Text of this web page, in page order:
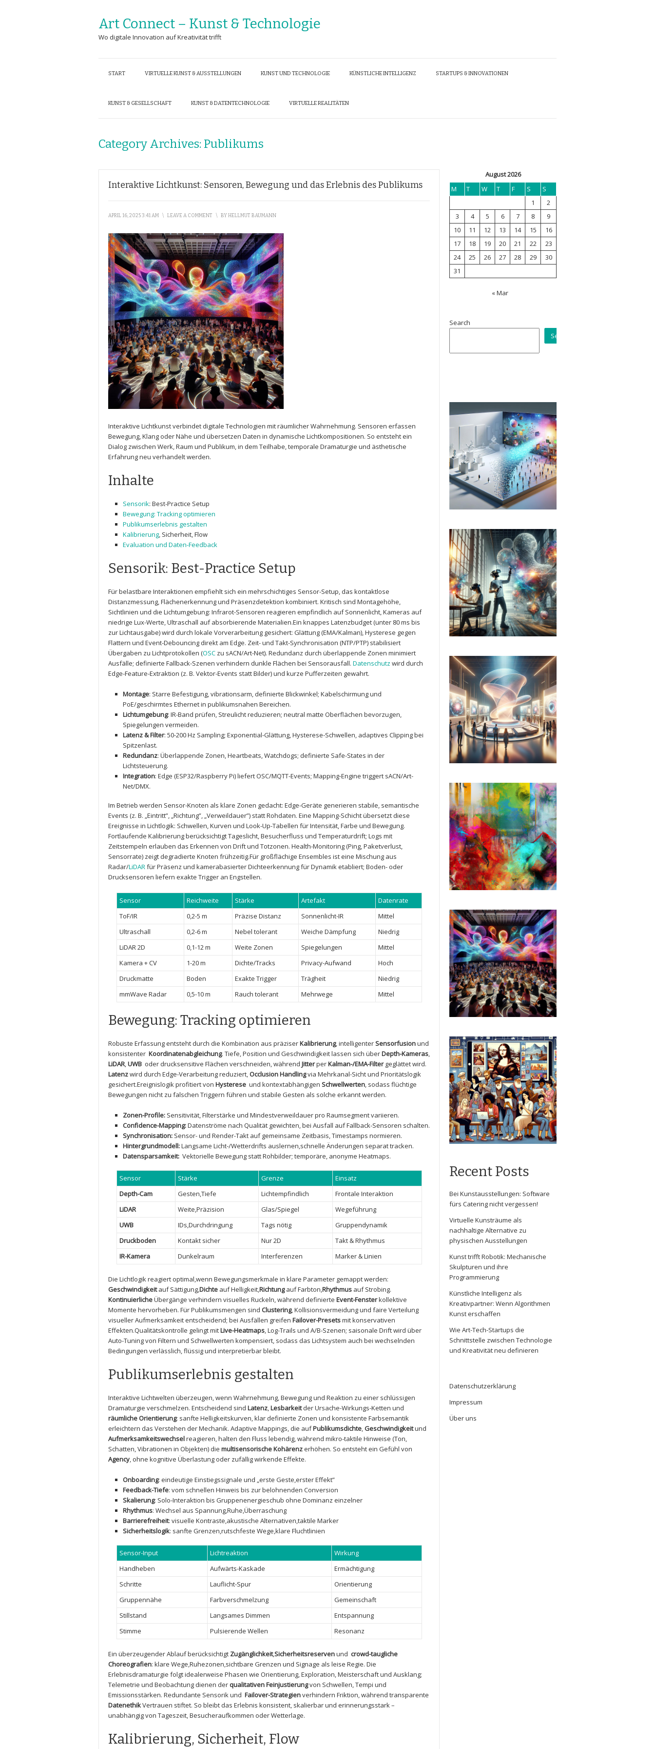
Art Connect – Kunst & Technologie
Wo digitale Innovation auf Kreativität trifft
START VIRTUELLE KUNST & AUSSTELLUNGEN KUNST UND TECHNOLOGIE KÜNSTLICHE INTELLIGENZ STARTUPS & INNOVATIONEN
KUNST & GESELLSCHAFT KUNST & DATENTECHNOLOGIE VIRTUELLE REALITÄTEN
Category Archives: Publikums
Interaktive Lichtkunst: Sensoren, Bewegung und das Erlebnis des Publikums
APRIL 16, 2025 3:41 AM \ LEAVE A COMMENT \ BYHELLMUT BAUMANN
Interaktive Lichtkunst verbindet digitale Technologien mit räumlicher Wahrnehmung. Sensoren erfassen
Bewegung, Klang oder⁤ Nähe und übersetzen Daten in‌ dynamische⁣ Lichtkompositionen. So‌ entsteht‌ ein
Dialog zwischen Werk, Raum und Publikum, in dem Teilhabe, temporale‌ Dramaturgie und ästhetische
Erfahrung neu verhandelt werden.
Inhalte
Sensorik: Best-Practice Setup
Bewegung: Tracking optimieren
Publikumserlebnis gestalten
Kalibrierung, Sicherheit, Flow
Evaluation ‌und Daten-Feedback
Sensorik: Best-Practice Setup
Für belastbare Interaktionen empfiehlt sich ein mehrschichtiges Sensor-Setup, das kontaktlose
Distanzmessung, Flächenerkennung und Präsenzdetektion ‌kombiniert. Kritisch sind Montagehöhe,
Sichtlinien und die Lichtumgebung: ‍Infrarot-Sensoren reagieren⁣ empfindlich auf⁢ Sonnenlicht, Kameras​ auf
niedrige Lux-Werte, Ultraschall auf absorbierende Materialien.Ein knappes Latenzbudget (unter 80 ms ‌bis
zur Lichtausgabe) wird durch lokale Vorverarbeitung gesichert: Glättung (EMA/Kalman), Hysterese gegen
Flattern und Event-Debouncing direkt am ‍Edge. Zeit- und Takt-Synchronisation (NTP/PTP) stabilisiert
Übergaben‍ zu Lichtprotokollen (OSC zu sACN/Art-Net). Redundanz durch überlappende Zonen minimiert
⁢Ausfälle; ⁢definierte ‍Fallback-Szenen verhindern dunkle Flächen bei Sensorausfall. Datenschutz wird⁣ durch ​
Edge-Feature-Extraktion (z. ⁤B. Vektor-Events statt Bilder) und kurze Pufferzeiten gewahrt.
Montage: Starre Befestigung, vibrationsarm, definierte Blickwinkel; Kabelschirmung und
PoE/geschirmtes Ethernet in publikumsnahen Bereichen.
Lichtumgebung: IR-Band prüfen, Streulicht​ reduzieren; neutral matte Oberflächen bevorzugen,
Spiegelungen vermeiden.
Latenz & Filter: 50-200 Hz Sampling; Exponential-Glättung, Hysterese-Schwellen,​ adaptives Clipping bei
Spitzenlast.
Redundanz: Überlappende Zonen, Heartbeats, Watchdogs; definierte Safe-States in der⁢
Lichtsteuerung.
Integration: Edge (ESP32/Raspberry Pi) liefert OSC/MQTT-Events; Mapping-Engine triggert sACN/Art-
Net/DMX.
Im Betrieb werden⁣ Sensor-Knoten als klare Zonen ​gedacht: Edge-Geräte generieren stabile,‌ semantische
Events (z. B.⁤ „Eintritt”, „Richtung”, ⁢„Verweildauer”) statt⁤ Rohdaten. Eine Mapping-Schicht übersetzt ⁤diese
⁤Ereignisse‌ in⁤ Lichtlogik: Schwellen, ⁣Kurven und Look-Up-Tabellen für Intensität, Farbe und Bewegung.
Fortlaufende Kalibrierung berücksichtigt Tageslicht, ⁤Besucherfluss und Temperaturdrift; Logs mit
Zeitstempeln erlauben das Erkennen von⁢ Drift und​ Totzonen. Health-Monitoring (Ping, Paketverlust,
Sensorrate) zeigt degradierte Knoten frühzeitig.Für großflächige Ensembles ist eine Mischung aus
Radar/LiDAR⁣ für Präsenz und kamerabasierter Dichteerkennung für Dynamik etabliert; Boden- oder
Drucksensoren liefern​ exakte Trigger an Engstellen.
Sensor Reichweite Stärke Artefakt
Datenrate
ToF/IR
0,2-5 m Präzise Distanz Sonnenlicht-IR
Mittel
Ultraschall
0,2-6 m Nebel tolerant Weiche⁤ Dämpfung
Niedrig
LiDAR 2D
0,1-12 m Weite ⁢Zonen Spiegelungen
Mittel
Kamera + CV
1-20 m Dichte/Tracks Privacy-Aufwand
Hoch
Druckmatte
Boden Exakte Trigger Trägheit
Niedrig
mmWave⁤ Radar
0,5-10 m Rauch tolerant Mehrwege Mittel
Bewegung: Tracking ​optimieren
Robuste Erfassung entsteht durch die Kombination aus präziserKalibrierung, intelligenterSensorfusionund
konsistenter ‍ Koordinatenabgleichung.​ Tiefe, ⁣Position ⁣und Geschwindigkeit⁤ lassen sich überDepth-Kameras,
LiDAR,UWB ​ oder drucksensitive Flächen verschneiden,⁣ während JitterperKalman-/EMA-Filtergeglättet wird.
Latenzwird durch Edge-Verarbeitung⁣ reduziert,⁣Occlusion ⁤Handling​via ⁣Mehrkanal-Sicht und Prioritätslogik
⁣gesichert.Ereignislogik profitiert von Hysterese ‌ und⁢ kontextabhängigen Schwellwerten, sodass flüchtige
Bewegungen⁣ nicht ⁤zu falschen Triggern führen und stabile Gesten‌ als solche erkannt werden.
Zonen-Profile: Sensitivität, Filterstärke und Mindestverweildauer pro Raumsegment variieren.
Confidence-Mapping:Datenströme nach Qualität gewichten,⁣ bei Ausfall auf​ Fallback-Sensoren schalten.
Synchronisation: Sensor- und Render-Takt auf gemeinsame Zeitbasis, Timestamps ‌normieren.
Hintergrundmodell:Langsame Licht-/Wetterdrifts ‌auslernen,schnelle‌ Änderungen‍ separat tracken.
Datensparsamkeit: ‍ Vektorielle Bewegung statt Rohbilder; temporäre, anonyme⁢ Heatmaps.
Sensor Stärke Grenze
Einsatz
Depth-Cam
Gesten,Tiefe Lichtempfindlich
Frontale Interaktion
LiDAR
Weite,Präzision Glas/Spiegel
Wegeführung
UWB
IDs,Durchdringung Tags nötig
Gruppendynamik
Druckboden
Kontakt sicher Nur 2D
Takt‍ & Rhythmus
IR-Kamera
Dunkelraum Interferenzen Marker &‌ Linien
Die Lichtlogik reagiert optimal,wenn Bewegungsmerkmale in ​klare Parameter gemappt werden:
Geschwindigkeit‌auf Sättigung,Dichte auf Helligkeit,Richtungauf ‍Farbton,Rhythmus auf Strobing.
KontinuierlicheÜbergänge verhindern ⁣visuelles Ruckeln, während definierte Event-Fensterkollektive
Momente⁤ hervorheben. Für Publikumsmengen sind‌ Clustering, ⁣Kollisionsvermeidung und faire Verteilung⁤
visueller Aufmerksamkeit entscheidend; bei Ausfällen greifen Failover-Presetsmit konservativen
Effekten.Qualitätskontrolle gelingt mitLive-Heatmaps, Log-Trails und A/B-Szenen; saisonale Drift wird über
Auto-Tuning von Filtern und Schwellwerten‌ kompensiert,‍ sodass das Lichtsystem auch bei⁤ wechselnden
Bedingungen verlässlich, ‌flüssig und interpretierbar bleibt.
Publikumserlebnis gestalten
Interaktive Lichtwelten überzeugen, wenn Wahrnehmung, Bewegung und Reaktion zu einer schlüssigen
Dramaturgie verschmelzen. Entscheidend sind Latenz,Lesbarkeitder Ursache-Wirkungs-Ketten ‍und‍
räumliche Orientierung:⁤ sanfte Helligkeitskurven, klar definierte Zonen und ⁤konsistente Farbsemantik
erleichtern ‌das Verstehen der⁢ Mechanik. Adaptive Mappings, die aufPublikumsdichte, Geschwindigkeitund
Aufmerksamkeitswechselreagieren, halten‌ den ‍Fluss lebendig, während mikro-taktile Hinweise ‍(Ton,
Schatten, Vibrationen in Objekten) die multisensorische⁤ Kohärenzerhöhen. So ⁤entsteht ein Gefühl⁢ von
Agency, ohne⁤ kognitive Überlastung oder zufällig wirkende Effekte.
Onboarding: eindeutige Einstiegssignale und „erste Geste,erster Effekt”
Feedback-Tiefe: vom schnellen Hinweis bis zur ​belohnenden‌ Conversion
Skalierung: Solo-Interaktion ⁣bis Gruppenenergieschub ohne ⁤Dominanz einzelner
Rhythmus: Wechsel aus Spannung,Ruhe,Überraschung
Barrierefreiheit: visuelle Kontraste,akustische Alternativen,taktile Marker
Sicherheitslogik: sanfte Grenzen,rutschfeste Wege,klare Fluchtlinien
Sensor-Input Lichtreaktion
Wirkung
Handheben
Aufwärts-Kaskade
Ermächtigung
Schritte
Lauflicht-Spur
Orientierung
Gruppennähe
Farbverschmelzung
Gemeinschaft
Stillstand
Langsames Dimmen
Entspannung
Stimme
Pulsierende Wellen Resonanz
Ein überzeugender Ablauf berücksichtigt Zugänglichkeit,Sicherheitsreservenund ⁤ crowd-taugliche
Choreografien:​ klare Wege,Ruhezonen,sichtbare Grenzen und Signage als leise Regie. Die
Erlebnisdramaturgie ​folgt idealerweise Phasen wie Orientierung, Exploration, Meisterschaft und ⁣Ausklang;
Telemetrie und Beobachtung dienen der qualitativen Feinjustierungvon Schwellen, Tempi und
Emissionsstärken. Redundante Sensorik und ⁣ Failover-Strategienverhindern Friktion, während ⁢transparente
DatenethikVertrauen stiftet. So ⁣bleibt das Erlebnis‍ konsistent, skalierbar und erinnerungsstark –
unabhängig von Tageszeit, ‍Besucheraufkommen oder Wetterlage.
Kalibrierung, Sicherheit, Flow
August 2026
M
T W T F S
S
1
2
3
4 5 6 7 8
9
10
11 12 13 14 15
16
17
18 19 20 21 22
23
24
25 26 27 28 29
30
31
« Mar
Search
Search
Recent Posts
Bei Kunstausstellungen: Software
fürs Catering nicht vergessen!
Virtuelle Kunsträume als
nachhaltige Alternative zu
physischen Ausstellungen
Kunst trifft Robotik: Mechanische
Skulpturen und ihre
Programmierung
Künstliche Intelligenz als
Kreativpartner: Wenn Algorithmen
Kunst erschaffen
Wie Art-Tech-Startups die
Schnittstelle zwischen Technologie
und Kreativität neu definieren
Datenschutzerklärung
Impressum
Über uns